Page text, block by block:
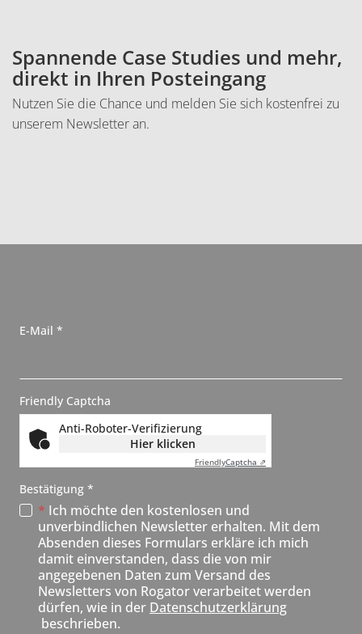
Spannende Case Studies und mehr,
direkt in Ihren Posteingang
Nutzen Sie die Chance und melden Sie sich kostenfrei zu
unserem Newsletter an.
N
w
s
l
t
t
e
E-Mail *
Friendly Captcha
Anti-Roboter-Verifizierung
Hier klicken
FriendlyCaptcha ⇗
Bestätigung *
* Ich möchte den kostenlosen und
unverbindlichen Newsletter erhalten. Mit dem
Absenden dieses Formulars erkläre ich mich
damit einverstanden, dass die von mir
angegebenen Daten zum Versand des
Newsletters von Rogator verarbeitet werden
dürfen, wie in der Datenschutzerklärung
beschrieben.